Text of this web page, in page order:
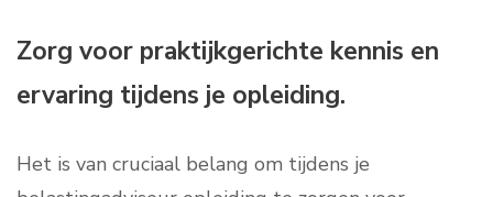
Zorg voor praktijkgerichte kennis en
ervaring tijdens je opleiding.
Het is van cruciaal belang om tijdens je